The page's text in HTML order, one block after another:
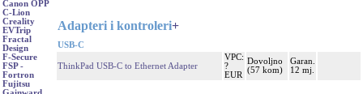
Canon OPP
C-Lion
Creality
EVTrip
Fractal
Design
F-Secure
FSP -
Fortron
Fujitsu
Adapteri i kontroleri+
USB-C
ThinkPad USB-C to Ethernet Adapter
VPC:
?
EUR
Dovoljno
(57 kom)
Garan.
12 mj.